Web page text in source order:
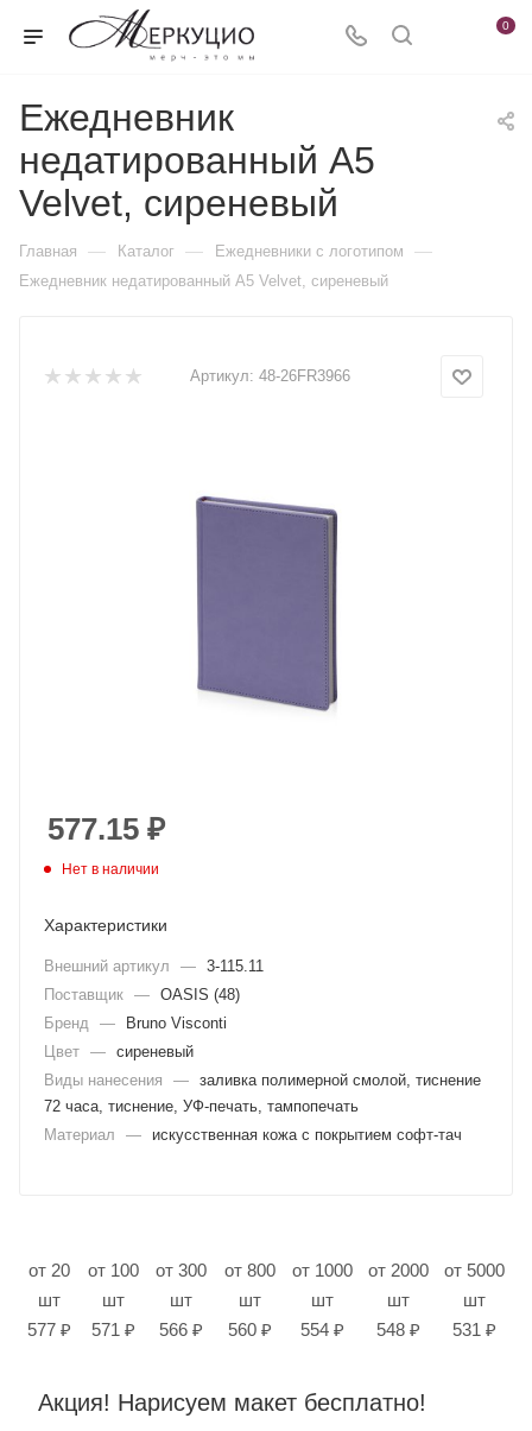
0
Ежедневник
недатированный А5
Velvet, сиреневый
Главная — Каталог — Ежедневники c логотипом —
Ежедневник недатированный А5 Velvet, сиреневый
Артикул: 48-26FR3966
577.15 ₽
Нет в наличии
Характеристики
Внешний артикул — 3-115.11
Поставщик — OASIS (48)
Бренд
—
Bruno Visconti
Цвет — сиреневый
Виды нанесения
— заливка полимерной смолой, тиснение
72 часа, тиснение, УФ-печать, тампопечать
Материал
— искусственная кожа с покрытием софт-тач
от 20
шт
577 ₽
от 100
шт
571 ₽
от 300
шт
566 ₽
от 800
шт
560 ₽
от 1000
шт
554 ₽
от 2000
шт
548 ₽
от 5000
шт
531 ₽
Акция! Нарисуем макет бесплатно!